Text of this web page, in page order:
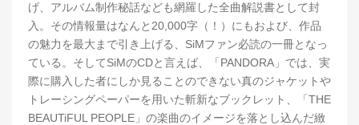
げ、アルバム制作秘話なども網羅した全曲解説書として封
入。その情報量はなんと20,000字（！）にもおよび、作品
の魅力を最大まで引き上げる、SiMファン必読の一冊となっ
ている。そしてSiMのCDと言えば、「PANDORA」では、実
際に購入した者にしか見ることのできない真のジャケットや
トレーシングペーパーを用いた斬新なブックレット、「THE
BEAUTiFUL PEOPLE」の楽曲のイメージを落とし込んだ緻